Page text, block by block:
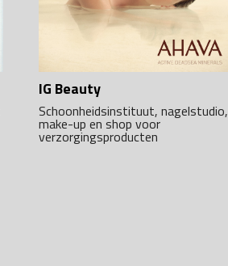
IG Beauty
Schoonheidsinstituut, nagelstudio,
make-up en shop voor
verzorgingsproducten